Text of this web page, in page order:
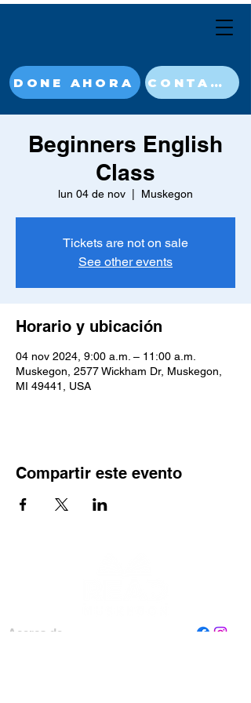
DONE AHORA CONTACT
Beginners English
Class
lun 04 de nov Muskegon
Tickets are not on sale
See other events
Horario y ubicación
04 nov 2024, 9:00 a.m. – 11:00 a.m.
Muskegon, 2577 Wickham Dr, Muskegon,
MI 49441, USA
Compartir este evento
Acerca de